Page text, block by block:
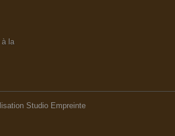
Studio Empreinte